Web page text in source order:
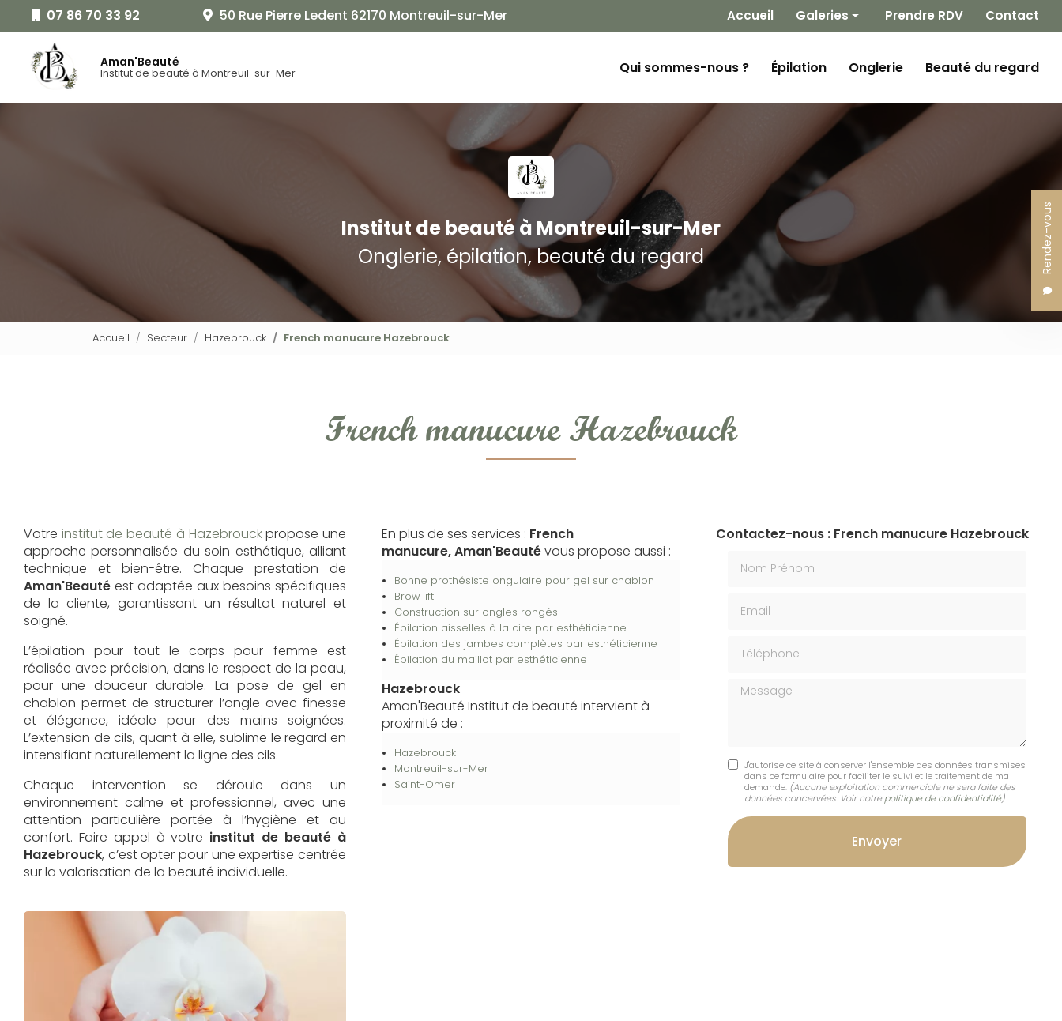
contenu
principal
07 86 70 33 92 50 Rue Pierre Ledent 62170 Montreuil-sur-Mer
Aman'Beauté
Institut de beauté à Montreuil-sur-Mer
Rendez-vous
Navigation secondaire
Accueil
Galeries
Onglerie
Beauté du regard
Prendre RDV Contact
Qui sommes-nous ?
Épilation Onglerie Beauté du regard
Institut de beauté à Montreuil-sur-Mer
Onglerie, épilation, beauté du regard
Accueil Secteur Hazebrouck French manucure Hazebrouck
French manucure Hazebrouck
Votre institut de beauté à Hazebrouckpropose une
approche personnalisée du soin esthétique, alliant
technique et bien-être. Chaque prestation de
Aman'Beauté est adaptée aux besoins spécifiques
de la cliente, garantissant un résultat naturel et
soigné.
L’épilation pour tout le corps pour femme est
réalisée avec précision, dans le respect de la peau,
pour une douceur durable. La pose de gel en
chablon permet de structurer l’ongle avec finesse
et élégance, idéale pour des mains soignées.
L’extension de cils, quant à elle, sublime le regard en
intensifiant naturellement la ligne des cils.
Chaque intervention se déroule dans un
environnement calme et professionnel, avec une
attention particulière portée à l’hygiène et au
confort. Faire appel à votre institut de beauté à
Hazebrouck, c’est opter pour une expertise centrée
sur la valorisation de la beauté individuelle.
En plus de ses services : French
manucure, Aman'Beautévous propose aussi :
Bonne prothésiste ongulaire pour gel sur chablon
Brow lift
Construction sur ongles rongés
Épilation aisselles à la cire par esthéticienne
Épilation des jambes complètes par esthéticienne
Épilation du maillot par esthéticienne
Hazebrouck
Aman'Beauté Institut de beauté intervient à
proximité de :
Hazebrouck
Montreuil-sur-Mer
Saint-Omer
Contactez-nous : French manucure Hazebrouck
Message
J'autorise ce site à conserver l'ensemble des données transmises
dans ce formulaire pour faciliter le suivi et le traitement de ma
demande. (Aucune exploitation commerciale ne sera faite des
données concervées. Voir notre politique de confidentialité)